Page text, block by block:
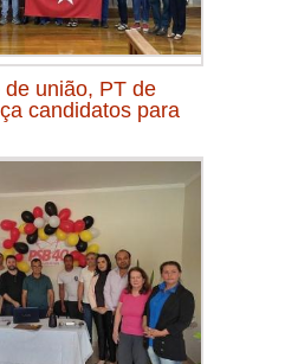
união, PT de
candidatos para